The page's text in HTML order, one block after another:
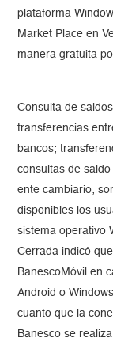
plataforma
Market Place en
manera gratuita
Consulta de
transferencias
bancos;
consultas de
ente cambiario;
disponibles los
sistema operativo
Cerrada indicó
BanescoMóvil en
Android o
cuanto que la
Banesco se